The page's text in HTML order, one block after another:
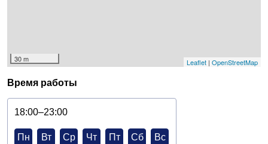
30 m Leaflet | OpenStreetMap
Время работы
18:00–23:00
Пн Вт Ср Чт Пт Сб Вс